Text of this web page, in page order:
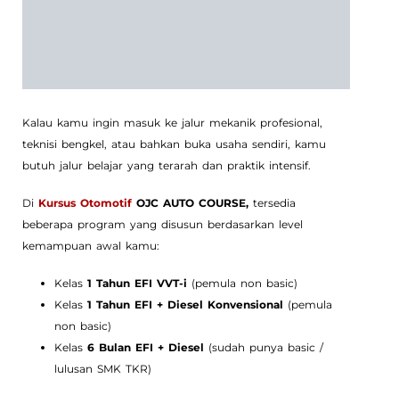
Kalau kamu ingin masuk ke jalur mekanik profesional,
teknisi bengkel, atau bahkan buka usaha sendiri, kamu
butuh jalur belajar yang terarah dan praktik intensif.
Di Kursus Otomotif OJC AUTO COURSE, tersedia
beberapa program yang disusun berdasarkan level
kemampuan awal kamu:
Kelas 1 Tahun EFI VVT-i (pemula non basic)
Kelas 1 Tahun EFI + Diesel Konvensional (pemula
non basic)
Kelas 6 Bulan EFI + Diesel (sudah punya basic /
lulusan SMK TKR)